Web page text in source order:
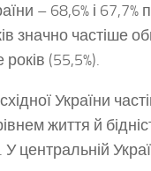
– 68,6% і 67,7%
значно частіше
(55,5%).
України
життя й
У центральній